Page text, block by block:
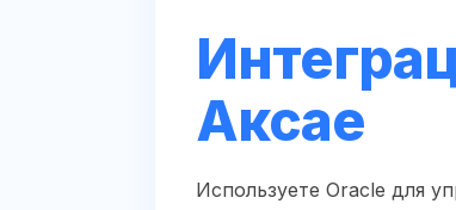
Аксае
Используете Oracle для